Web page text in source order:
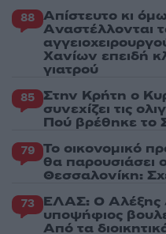
88 Απίστευτο κι
Aναστέλλονται
Χανίων επειδή
γιατρού
85 Στην Κρήτη ο
συνεχίζει τις
Πού βρέθηκε το
79 Το οικονομικό
θα παρουσιάσει
Θεσσαλονίκη:
73 ΕΛΑΣ: Ο Αλέξης
υποψήφιος
Από τα